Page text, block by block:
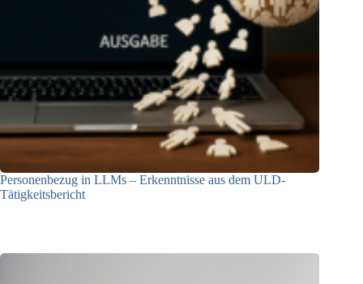
Personenbezug in LLMs – Erkenntnisse aus dem ULD-
Tätigkeitsbericht